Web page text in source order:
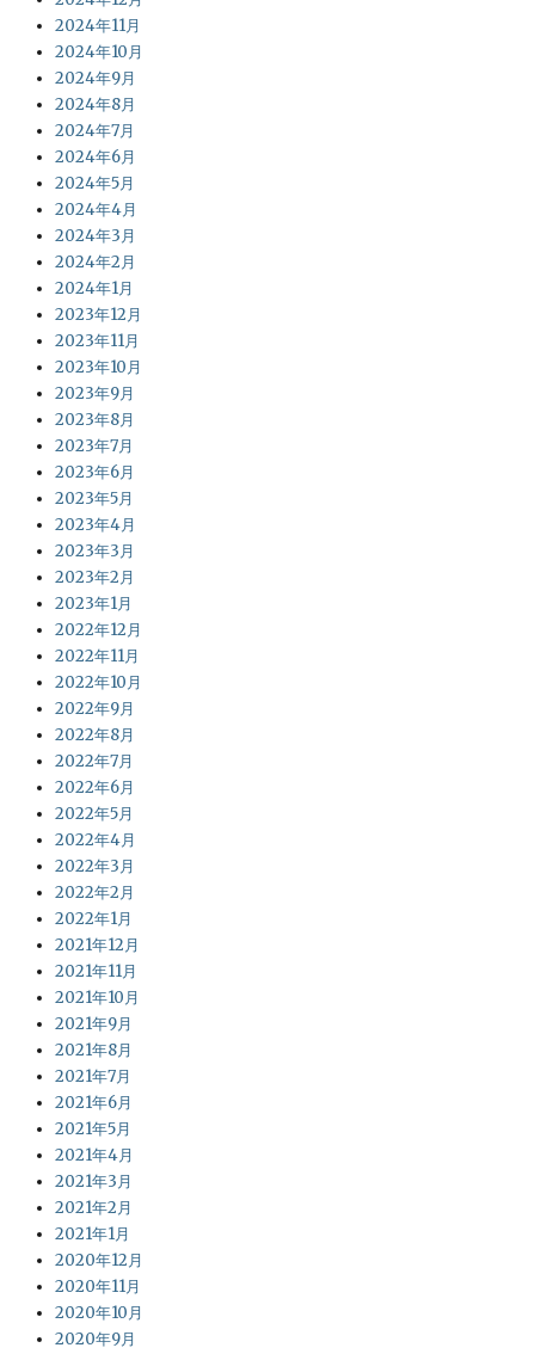
2024年11月
2024年10月
2024年9月
2024年8月
2024年7月
2024年6月
2024年5月
2024年4月
2024年3月
2024年2月
2024年1月
2023年12月
2023年11月
2023年10月
2023年9月
2023年8月
2023年7月
2023年6月
2023年5月
2023年4月
2023年3月
2023年2月
2023年1月
2022年12月
2022年11月
2022年10月
2022年9月
2022年8月
2022年7月
2022年6月
2022年5月
2022年4月
2022年3月
2022年2月
2022年1月
2021年12月
2021年11月
2021年10月
2021年9月
2021年8月
2021年7月
2021年6月
2021年5月
2021年4月
2021年3月
2021年2月
2021年1月
2020年12月
2020年11月
2020年10月
2020年9月